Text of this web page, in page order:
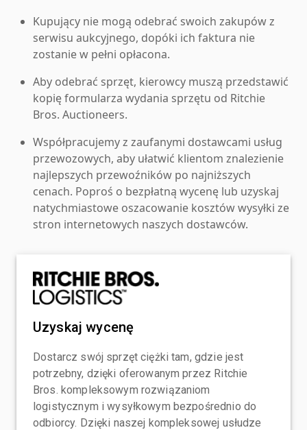
Kupujący nie mogą odebrać swoich zakupów z
serwisu aukcyjnego, dopóki ich faktura nie
zostanie w pełni opłacona.
Aby odebrać sprzęt, kierowcy muszą przedstawić
kopię formularza wydania sprzętu od Ritchie
Bros. Auctioneers.
Współpracujemy z zaufanymi dostawcami usług
przewozowych, aby ułatwić klientom znalezienie
najlepszych przewoźników po najniższych
cenach. Poproś o bezpłatną wycenę lub uzyskaj
natychmiastowe oszacowanie kosztów wysyłki ze
stron internetowych naszych dostawców.
Uzyskaj wycenę
Dostarcz swój sprzęt ciężki tam, gdzie jest
potrzebny, dzięki oferowanym przez Ritchie
Bros. kompleksowym rozwiązaniom
logistycznym i wysyłkowym bezpośrednio do
odbiorcy. Dzięki naszej kompleksowej usłudze